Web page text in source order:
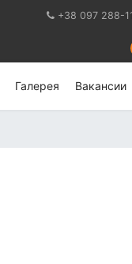
+38 097 288-
Галерея Вакансии